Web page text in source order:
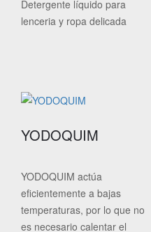
Detergente líquido para
lenceria y ropa delicada
YODOQUIM
YODOQUIM actúa
eficientemente a bajas
temperaturas, por lo que no
es necesario calentar el